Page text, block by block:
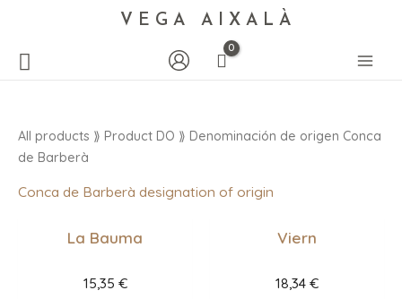
VEGA AIXALÀ
All products ⟫ Product DO ⟫ Denominación de origen Conca
de Barberà
Conca de Barberà designation of origin
La Bauma
15,35 €
Viern
18,34 €